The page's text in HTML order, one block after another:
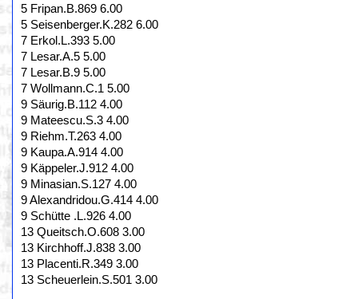
5 Fripan.B.869 6.00
5 Seisenberger.K.282 6.00
7 Erkol.L.393 5.00
7 Lesar.A.5 5.00
7 Lesar.B.9 5.00
7 Wollmann.C.1 5.00
9 Säurig.B.112 4.00
9 Mateescu.S.3 4.00
9 Riehm.T.263 4.00
9 Kaupa.A.914 4.00
9 Käppeler.J.912 4.00
9 Minasian.S.127 4.00
9 Alexandridou.G.414 4.00
9 Schütte .L.926 4.00
13 Queitsch.O.608 3.00
13 Kirchhoff.J.838 3.00
13 Placenti.R.349 3.00
13 Scheuerlein.S.501 3.00